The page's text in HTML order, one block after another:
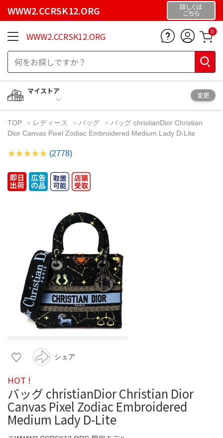
WWW2.CCRSK12.ORG 詳しくは
こちら
WWW2.CCRSK12.ORG 0
マイストア
変更
TOP レディース バッグ
バッグ christianDior Christian
Dior Canvas Pixel Zodiac Embroidered Medium Lady D-Lite
(2778)
シェア
HOT !
バッグ christianDior Christian Dior
Canvas Pixel Zodiac Embroidered
Medium Lady D-Lite